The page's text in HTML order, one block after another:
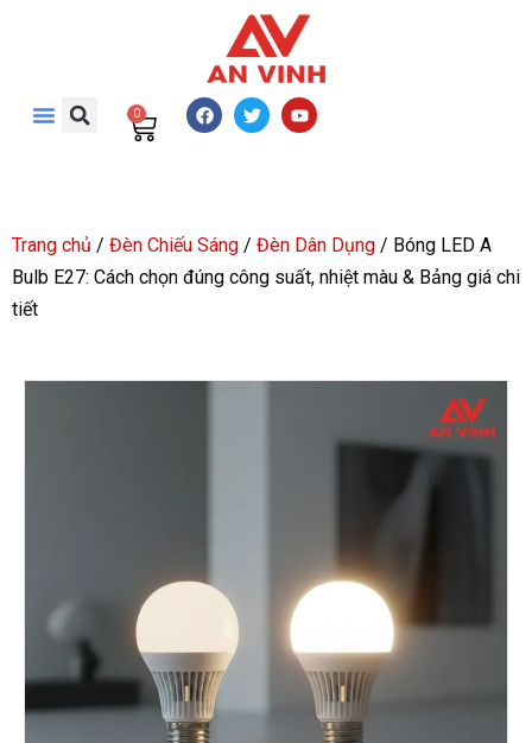
0
Trang chủ / Đèn Chiếu Sáng / Đèn Dân Dụng / Bóng LED A
Bulb E27: Cách chọn đúng công suất, nhiệt màu & Bảng giá chi
tiết